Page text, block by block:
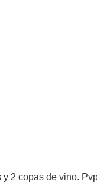
2 copas de vino.